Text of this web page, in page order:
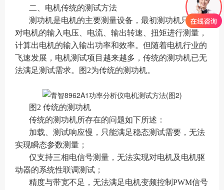
二、电机传统的测试方法
测功机是电机的主要测量设备，最初测功机只是针
对电机的输入电压、电流、输出转速、扭矩进行测量，
计算出电机的输入输出功率和效率。但随着电机行业的
飞速发展，电机测试项目越来越多，传统的测功机已无
法满足测试需求。图2为传统的测功机。
图2 传统的测功机
传统的测功机所存在的问题如下所述：
加载、测试响应慢，只能满足稳态测试需要，无法
实现瞬态参数测量；
仅支持三相电信号测量，无法实现对电机及电机驱
动器的系统性联调测试；
精度与带宽不足，无法满足电机变频控制PWM信号